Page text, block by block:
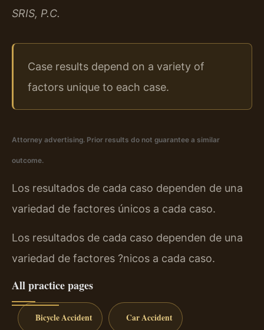
SRIS, P.C.
Case results depend on a variety of
factors unique to each case.
Attorney advertising. Prior results do not guarantee a similar
outcome.
Los resultados de cada caso dependen de una
variedad de factores únicos a cada caso.
Los resultados de cada caso dependen de una
variedad de factores ?nicos a cada caso.
All practice pages
Bicycle Accident Car Accident